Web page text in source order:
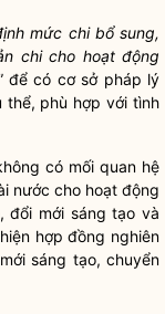
mức chi bổ sung,
chi cho hoạt động
để có cơ sở pháp lý
thể, phù hợp với tình
có mối quan hệ
nước cho hoạt động
đổi mới sáng tạo và
hợp đồng nghiên
sáng tạo, chuyển